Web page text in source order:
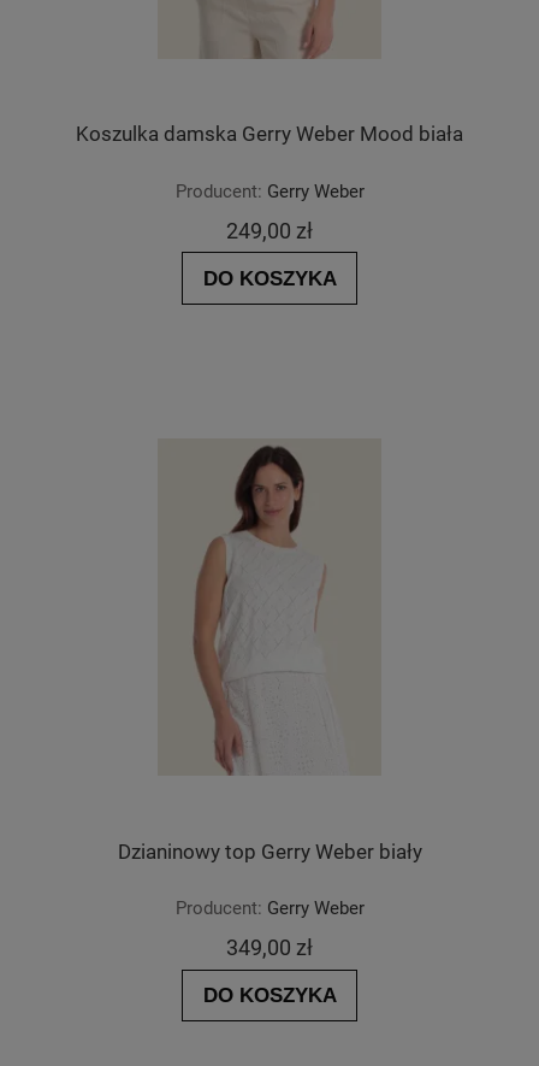
Koszulka damska Gerry Weber Mood biała
Producent: Gerry Weber
249,00 zł
DO KOSZYKA
Dzianinowy top Gerry Weber biały
Producent: Gerry Weber
349,00 zł
DO KOSZYKA